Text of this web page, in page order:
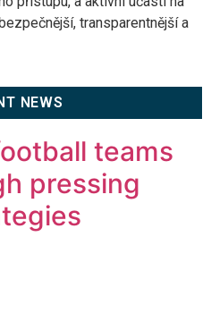
transparentnější a
NEWS
teams
pressing